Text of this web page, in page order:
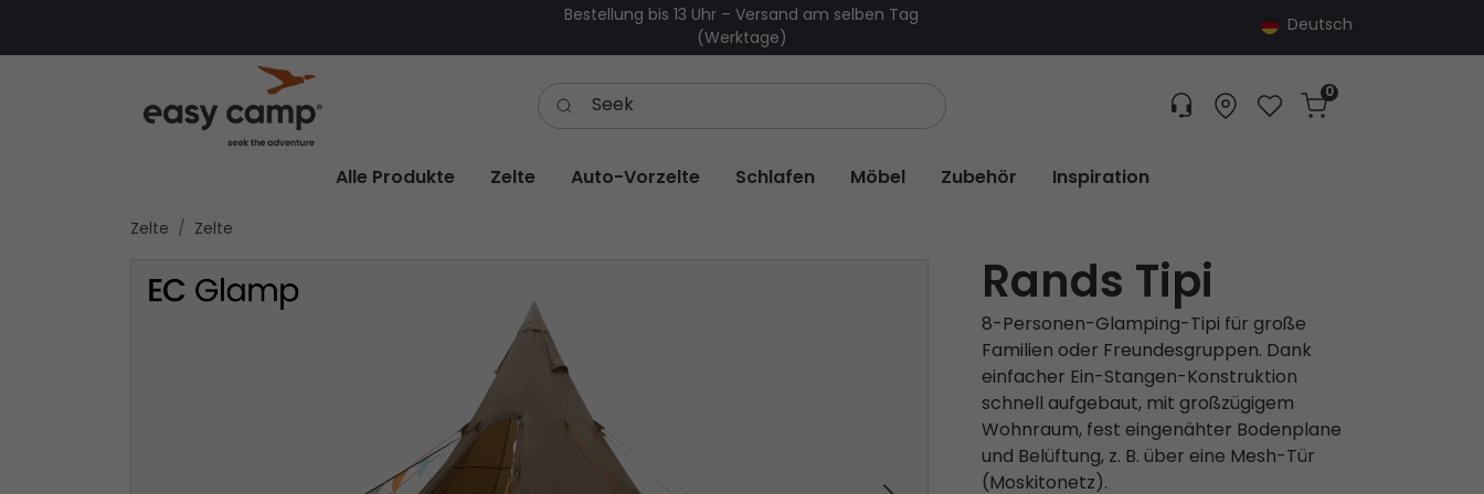
Bestellung bis 13 Uhr – Versand am selben Tag
(Werktage)
Deutsch
Customer service
Find dealer
Favorites
Cart
0
Alle Produkte Zelte Auto-Vorzelte Schlafen Möbel Zubehör Inspiration
Zelte Zelte
Rands Tipi
8-Personen-Glamping-Tipi für große
Familien oder Freundesgruppen. Dank
einfacher Ein-Stangen-Konstruktion
schnell aufgebaut, mit großzügigem
Wohnraum, fest eingenähter Bodenplane
und Belüftung, z. B. über eine Mesh-Tür
(Moskitonetz).